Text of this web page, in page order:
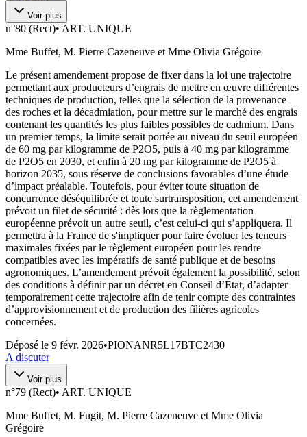
Voir plus
n°80 (Rect)• ART. UNIQUE
Mme Buffet, M. Pierre Cazeneuve et Mme Olivia Grégoire
Le présent amendement propose de fixer dans la loi une trajectoire
permettant aux producteurs d’engrais de mettre en œuvre différentes
techniques de production, telles que la sélection de la provenance
des roches et la décadmiation, pour mettre sur le marché des engrais
contenant les quantités les plus faibles possibles de cadmium. Dans
un premier temps, la limite serait portée au niveau du seuil européen
de 60 mg par kilogramme de P2O5, puis à 40 mg par kilogramme
de P2O5 en 2030, et enfin à 20 mg par kilogramme de P2O5 à
horizon 2035, sous réserve de conclusions favorables d’une étude
d’impact préalable. Toutefois, pour éviter toute situation de
concurrence déséquilibrée et toute surtransposition, cet amendement
prévoit un filet de sécurité : dès lors que la règlementation
européenne prévoit un autre seuil, c’est celui-ci qui s’appliquera. Il
permettra à la France de s'impliquer pour faire évoluer les teneurs
maximales fixées par le règlement européen pour les rendre
compatibles avec les impératifs de santé publique et de besoins
agronomiques. L’amendement prévoit également la possibilité, selon
des conditions à définir par un décret en Conseil d’État, d’adapter
temporairement cette trajectoire afin de tenir compte des contraintes
d’approvisionnement et de production des filières agricoles
concernées.
Déposé le 9 févr. 2026•PIONANR5L17BTC2430
A discuter
Voir plus
n°79 (Rect)• ART. UNIQUE
Mme Buffet, M. Fugit, M. Pierre Cazeneuve et Mme Olivia
Grégoire